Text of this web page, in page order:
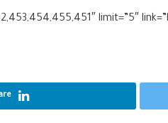
target=”blank” height=”400″][g_slider source=”media: 452,453,454,455,451″